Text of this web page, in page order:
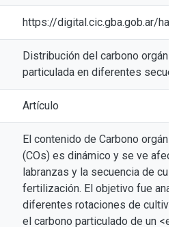
https://digital.cic.gba.gob.ar/
Distribución del carbono
particulada en diferentes
Artículo
El contenido de Carbono
(COs) es dinámico y se ve
labranzas y la secuencia de
fertilización. El objetivo fue
diferentes rotaciones de
el carbono particulado de un